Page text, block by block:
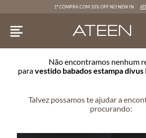
1ª COMPRA COM 10% OFF NO NEW IN
Não encontramos nenhum
paravestido babados estampa
Talvez possamos te ajudar a
procurando: